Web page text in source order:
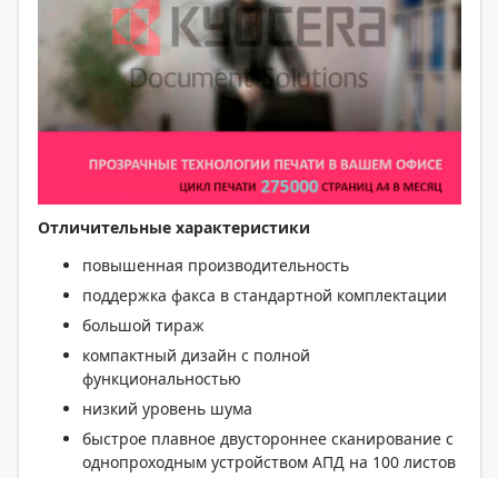
Отличительные характеристики
повышенная производительность
поддержка факса в стандартной комплектации
большой тираж
компактный дизайн с полной
функциональностью
низкий уровень шума
быстрое плавное двустороннее сканирование с
однопроходным устройством АПД на 100 листов